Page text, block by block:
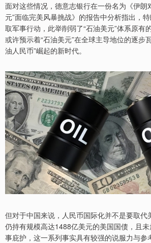
面对这些情况，德意志银行在一份名为《伊朗
元”面临完美风暴挑战》的报告中分析指出，
取军事行动，此举削弱了“石油美元”体系原有
或许预示着“石油美元”在全球主导地位的逐步
油人民币”崛起的新时代。
但对于中国来说，人民币国际化并不是要取代
仍持有规模高达1488亿美元的美国国债，且
事庇护，这一系列事实具有较强的说服力与参